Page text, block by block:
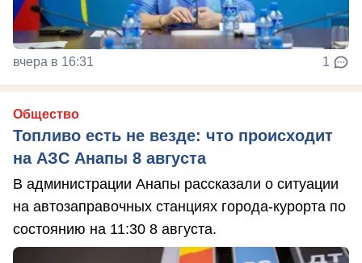
вчера в 16:31 1
Общество
Топливо есть не везде: что происходит
на АЗС Анапы 8 августа
В администрации Анапы рассказали о ситуации
на автозаправочных станциях города-курорта по
состоянию на 11:30 8 августа.